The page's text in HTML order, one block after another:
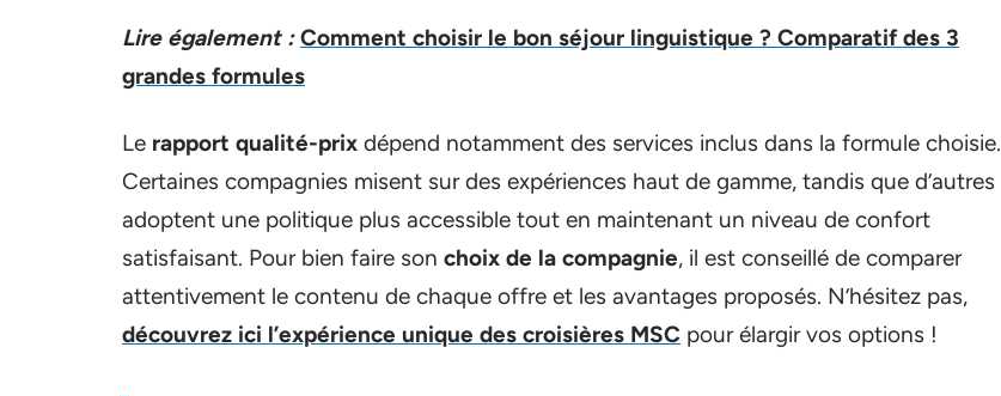
Lire également : Comment choisir le bon séjour linguistique ? Comparatif des 3
grandes formules
Le rapport qualité-prix dépend notamment des services inclus dans la formule choisie.
Certaines compagnies misent sur des expériences haut de gamme, tandis que d’autres
adoptent une politique plus accessible tout en maintenant un niveau de confort
satisfaisant. Pour bien faire son choix de la compagnie, il est conseillé de comparer
attentivement le contenu de chaque offre et les avantages proposés. N’hésitez pas,
découvrez ici l’expérience unique des croisières MSC pour élargir vos options !